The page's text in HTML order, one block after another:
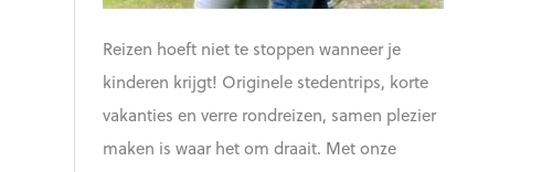
Reizen hoeft niet te stoppen wanneer je
kinderen krijgt! Originele stedentrips, korte
vakanties en verre rondreizen, samen plezier
maken is waar het om draait. Met onze